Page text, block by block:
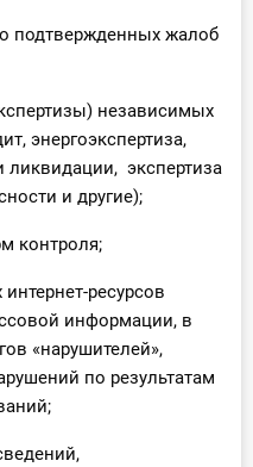
подтвержденных жалоб
независимых
энергоэкспертиза,
экспертиза
и другие);
контроля;
ресурсов
информации, в
«нарушителей»,
по результатам